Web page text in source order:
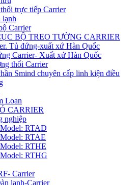
trực tiếp Carrier
lạnh
Carrier
BỘ TREO TƯỜNG CARRIER
Tủ đứng-xuất xứ Hàn Quốc
Carrier- Xuất xứ Hàn Quốc
thổi Carrier
Smind chuyên cấp linh kiện điều
Loan
CARRIER
nghiệp
RTAD
RTAE
RTHE
RTHG
Carrier
lạnh-Carrier